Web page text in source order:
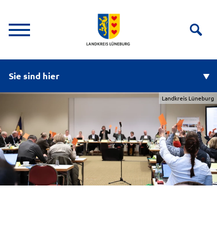
Sie sind hier
Landkreis Lüneburg